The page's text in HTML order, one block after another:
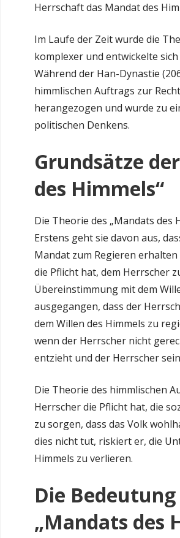
Herrschaft das Mandat des
Im Laufe der Zeit wurde die
komplexer und entwickelte
Während der Han-Dynastie
himmlischen Auftrags zur
herangezogen und wurde zu
politischen Denkens.
Grundsätze
des Himmels“
Die Theorie des „Mandats
Erstens geht sie davon aus,
Mandat zum Regieren
die Pflicht hat, dem Herrscher
Übereinstimmung mit dem
ausgegangen, dass der
dem Willen des Himmels zu
wenn der Herrscher nicht
entzieht und der Herrscher
Die Theorie des himmlischen
Herrscher die Pflicht hat, die
zu sorgen, dass das Volk
dies nicht tut, riskiert er, die
Himmels zu verlieren.
Die
„Mandats des